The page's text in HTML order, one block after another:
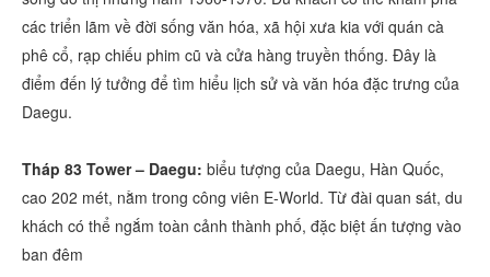
các triển lãm về đời sống văn hóa, xã hội xưa kia với quán cà
phê cổ, rạp chiếu phim cũ và cửa hàng truyền thống. Đây là
điểm đến lý tưởng để tìm hiểu lịch sử và văn hóa đặc trưng của
Daegu.
Tháp 83 Tower – Daegu: biểu tượng của Daegu, Hàn Quốc,
cao 202 mét, nằm trong công viên E-World. Từ đài quan sát, du
khách có thể ngắm toàn cảnh thành phố, đặc biệt ấn tượng vào
ban đêm